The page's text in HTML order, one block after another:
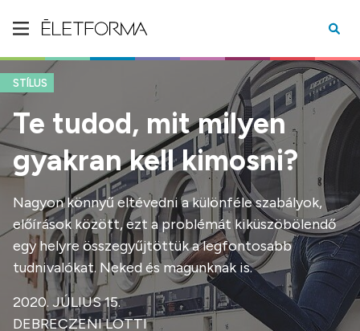
STÍLUS
Te tudod, mit milyen
gyakran kell kimosni?
Nagyon könnyű eltévedni a különféle szabályok,
előírások között, ezt a problémát kiküszöbölendő
egy helyre összegyűjtöttük a legfontosabb
tudnivalókat. Neked és magunknak is.
2020. JÚLIUS 15.
DEBRECZENI LOTTI